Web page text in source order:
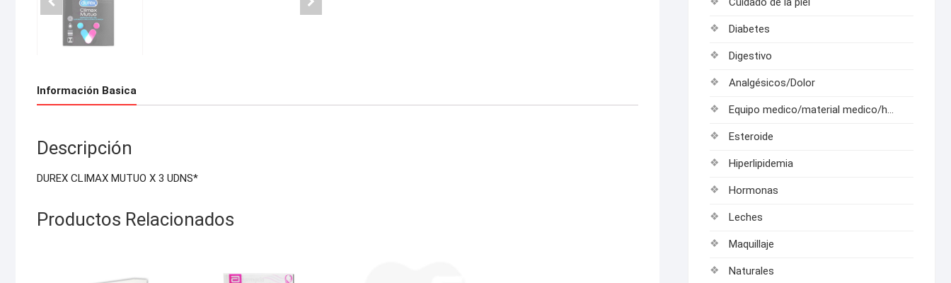
Información Basica
Descripción
DUREX CLIMAX MUTUO X 3 UDNS*
Productos Relacionados
Diabetes
Digestivo
Analgésicos/Dolor
Equipo medico/material medico/hospitalarios
Esteroide
Hiperlipidemia
Hormonas
Leches
Maquillaje
Naturales